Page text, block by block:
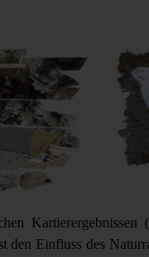
Kartierergebnissen
Einfluss des